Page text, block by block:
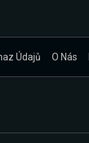
Údajů O Nás